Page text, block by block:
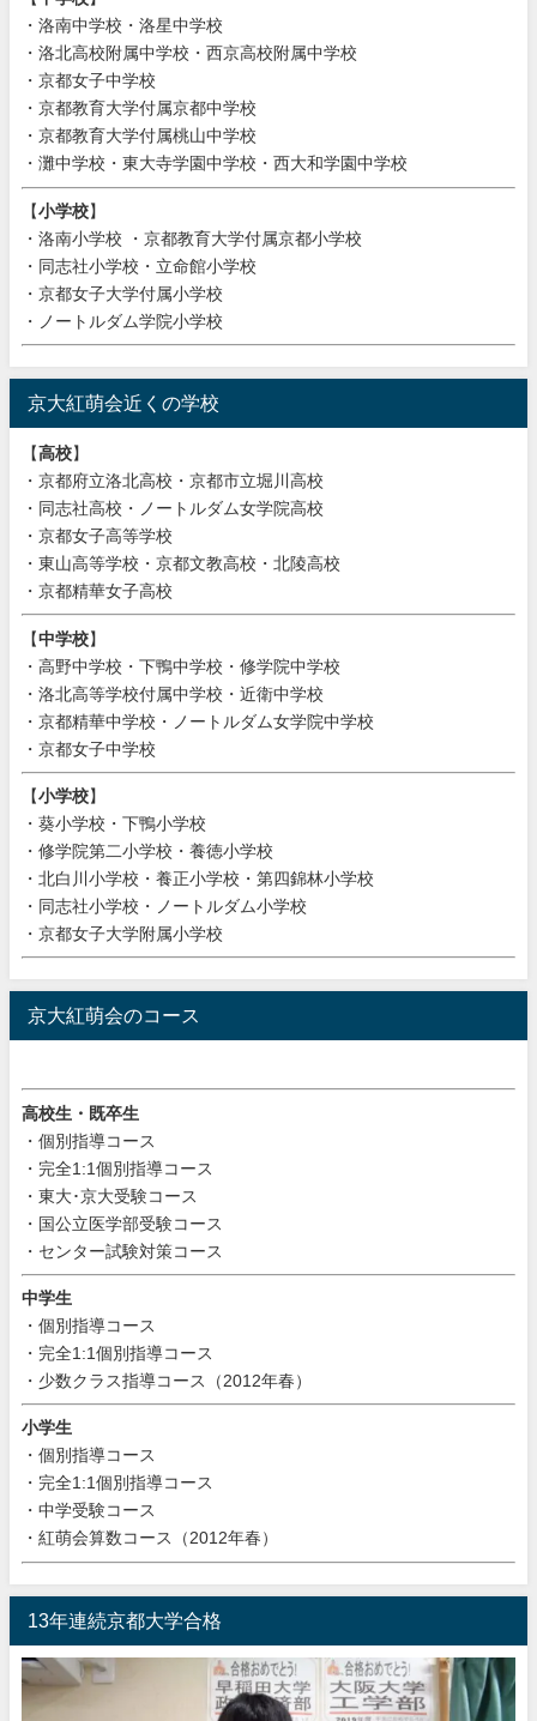
・洛南中学校・洛星中学校
・洛北高校附属中学校・西京高校附属中学校
・京都女子中学校
・京都教育大学付属京都中学校
・京都教育大学付属桃山中学校
・灘中学校・東大寺学園中学校・西大和学園中学校
【小学校】
・洛南小学校 ・京都教育大学付属京都小学校
・同志社小学校・立命館小学校
・京都女子大学付属小学校
・ノートルダム学院小学校
京大紅萌会近くの学校
【高校】
・京都府立洛北高校・京都市立堀川高校
・同志社高校・ノートルダム女学院高校
・京都女子高等学校
・東山高等学校・京都文教高校・北陵高校
・京都精華女子高校
【中学校】
・高野中学校・下鴨中学校・修学院中学校
・洛北高等学校付属中学校・近衛中学校
・京都精華中学校・ノートルダム女学院中学校
・京都女子中学校
【小学校】
・葵小学校・下鴨小学校
・修学院第二小学校・養徳小学校
・北白川小学校・養正小学校・第四錦林小学校
・同志社小学校・ノートルダム小学校
・京都女子大学附属小学校
京大紅萌会のコース
高校生・既卒生
・個別指導コース
・完全1:1個別指導コース
・東大･京大受験コース
・国公立医学部受験コース
・センター試験対策コース
中学生
・個別指導コース
・完全1:1個別指導コース
・少数クラス指導コース（2012年春）
小学生
・個別指導コース
・完全1:1個別指導コース
・中学受験コース
・紅萌会算数コース（2012年春）
13年連続京都大学合格